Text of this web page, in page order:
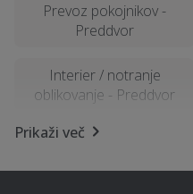
Prevoz pokojnikov -
Preddvor
Interier / notranje
oblikovanje - Preddvor
Prikaži več